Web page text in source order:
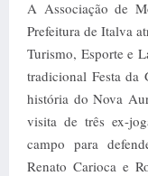
A Associação de
Prefeitura de Italva
Turismo, Esporte e
tradicional Festa da
história do Nova
visita de três ex-
campo para
Renato Carioca e